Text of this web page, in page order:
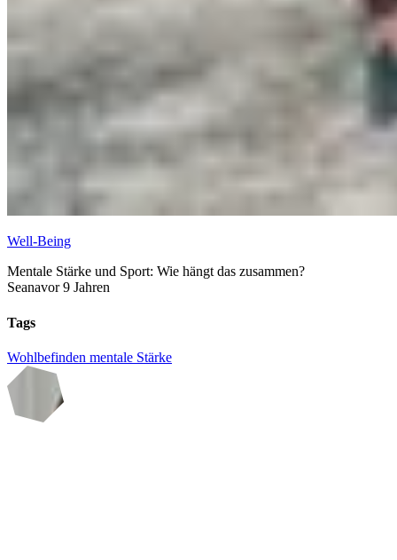
Well-Being
Mentale Stärke und Sport: Wie hängt das zusammen?
Seanavor 9 Jahren
Tags
Wohlbefinden mentale Stärke